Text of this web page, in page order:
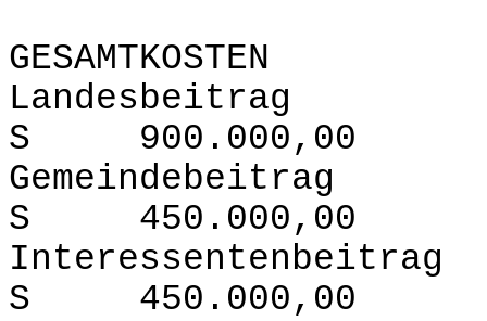
GESAMTKOSTEN
S 900.000,00
S 450.000,00
S 450.000,00